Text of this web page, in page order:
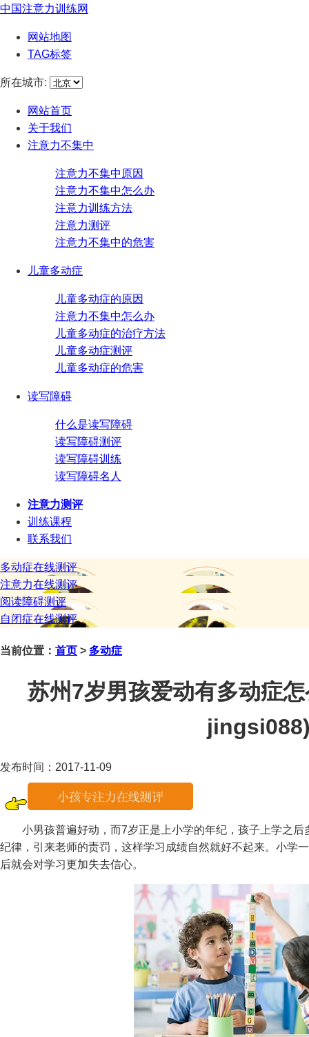
中国注意力训练网
网站地图
TAG标签
所在城市:
网站首页
关于我们
注意力不集中
注意力不集中原因
注意力不集中怎么办
注意力训练方法
注意力测评
注意力不集中的危害
儿童多动症
儿童多动症的原因
注意力不集中怎么办
儿童多动症的治疗方法
儿童多动症测评
儿童多动症的危害
读写障碍
什么是读写障碍
读写障碍测评
读写障碍训练
读写障碍名人
注意力测评
训练课程
联系我们
多动症在线测评
注意力在线测评
阅读障碍测评
自闭症在线测评
当前位置： 首页 > 多动症
苏州7岁男孩爱动有多动症
发布时间：2017-11-09
小男孩普遍好动，而7岁正是上小学的年纪，孩子上学之后
纪律，引来老师的责罚，这样学习成绩自然就好不起来。小学
后就会对学习更加失去信心。